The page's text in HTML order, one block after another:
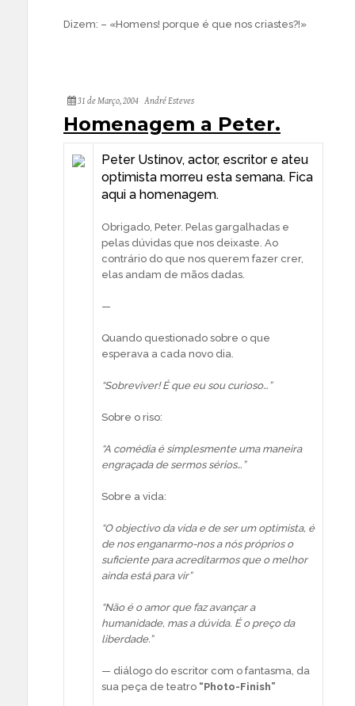
Dizem: – «Homens! porque é que nos criastes?!»
31 de Março, 2004 André Esteves
Homenagem a Peter.
Peter Ustinov, actor, escritor e ateu
optimista morreu esta semana. Fica
aqui a homenagem.
Obrigado, Peter. Pelas gargalhadas e
pelas dúvidas que nos deixaste. Ao
contrário do que nos querem fazer crer,
elas andam de mãos dadas.
—
Quando questionado sobre o que
esperava a cada novo dia.
“Sobreviver! É que eu sou curioso…”
Sobre o riso:
“A comédia é simplesmente uma maneira
engraçada de sermos sérios…”
Sobre a vida:
“O objectivo da vida e de ser um optimista, é
de nos enganarmo-nos a nós próprios o
suficiente para acreditarmos que o melhor
ainda está para vir”
“Não é o amor que faz avançar a
humanidade, mas a dúvida. É o preço da
liberdade.”
— diálogo do escritor com o fantasma, da
sua peça de teatro “Photo-Finish”